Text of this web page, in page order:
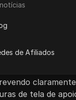
de Afiliados
fornece um
ao Facebook
aos
passo envolve
do perfil para
de tela de